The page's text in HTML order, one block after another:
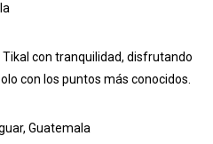
con tranquilidad, disfrutando
con los puntos más conocidos.